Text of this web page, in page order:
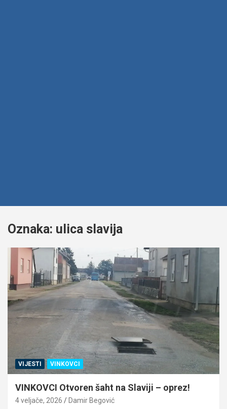
Oznaka: ulica slavija
VIJESTI VINKOVCI
VINKOVCI Otvoren šaht na Slaviji – oprez!
4 veljače, 2026 Damir Begović